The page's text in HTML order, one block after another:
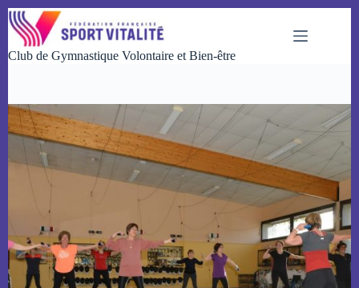
Passer
au
contenu
Club de Gymnastique Volontaire et Bien-être